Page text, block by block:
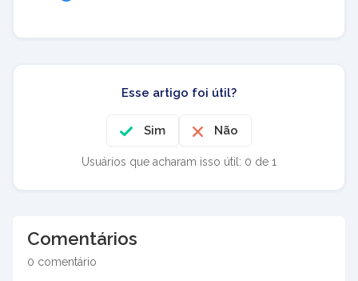
Esse artigo foi útil?
Sim Não
Usuários que acharam isso útil: 0 de 1
Comentários
0 comentário